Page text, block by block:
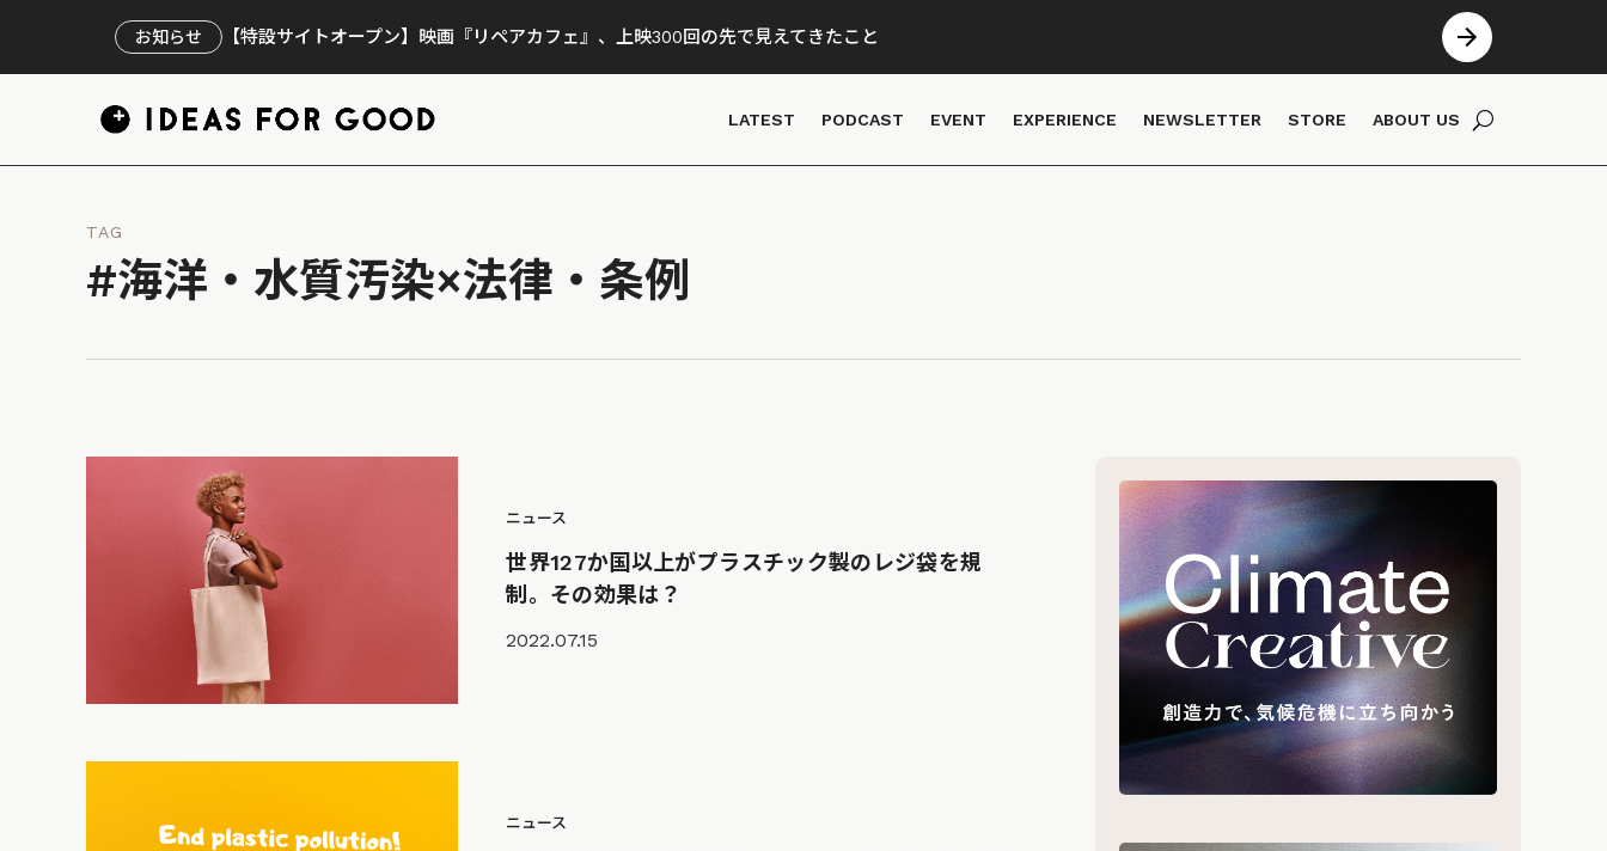
お知らせ 【特設サイトオープン】映画『リペアカフェ』、上映300回の先で見えてきたこと
LATEST PODCAST EVENT EXPERIENCE NEWSLETTER STORE ABOUT US
TAG
#海洋・水質汚染×法律・条例
ニュース
世界127か国以上がプラスチック製のレジ袋を規
制。その効果は？
2022.07.15
ニュース